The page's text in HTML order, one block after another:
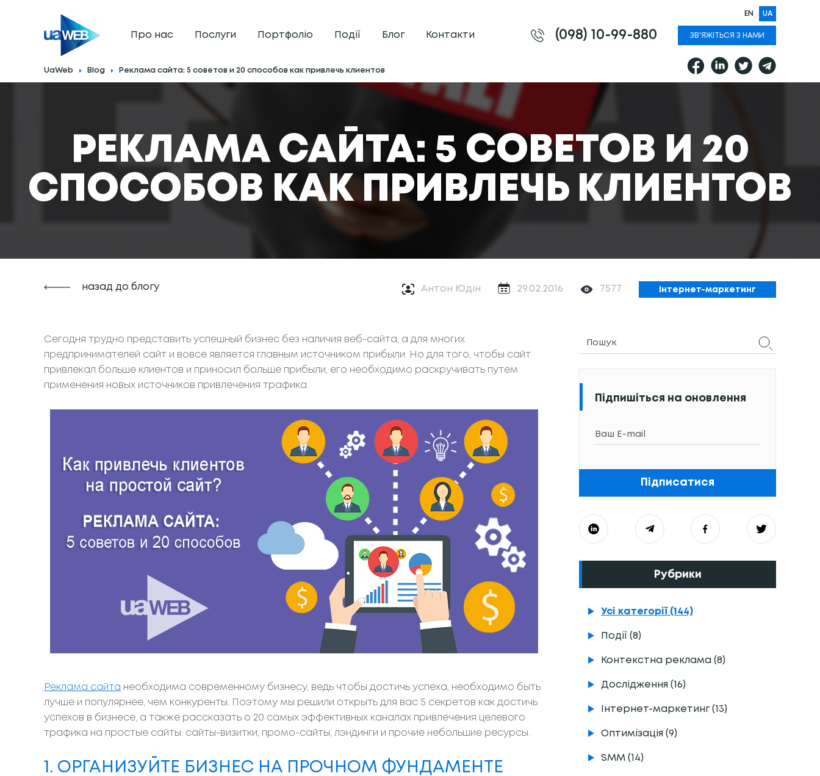
Про нас Послуги Портфоліо Події Блог Контакти
EN UA
(098) 10-99-880 ЗВ'ЯЖІТЬСЯ З НАМИ
UaWeb Blog Реклама сайта: 5 советов и 20 способов как привлечь клиентов
РЕКЛАМА САЙТА: 5 СОВЕТОВ И 20
СПОСОБОВ КАК ПРИВЛЕЧЬ КЛИЕНТОВ
назад до блогу Антон Юдін 29.02.2016 7577 Інтернет-маркетинг
Сегодня трудно представить успешный бизнес без наличия веб-сайта, а для многих
предпринимателей сайт и вовсе является главным источником прибыли. Но для того, чтобы сайт
привлекал больше клиентов и приносил больше прибыли, его необходимо раскручивать путем
применения новых источников привлечения трафика.
Реклама сайта необходима современному бизнесу, ведь чтобы достичь успеха, необходимо быть
лучше и популярнее, чем конкуренты. Поэтому мы решили открыть для вас 5 секретов как достичь
успехов в бизнесе, а также рассказать о 20 самых эффективных каналах привлечения целевого
трафика на простые сайты: сайты-визитки, промо-сайты, лэндинги и прочие небольшие ресурсы.
1. ОРГАНИЗУЙТЕ БИЗНЕС НА ПРОЧНОМ ФУНДАМЕНТЕ
Підпишіться на оновлення
Підписатися
Рубрики
Усі категорії (144)
Події (8)
Контекстна реклама (8)
Дослідження (16)
Інтернет-маркетинг (13)
Оптимізація (9)
SMM (14)